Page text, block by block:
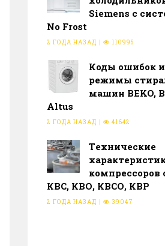
Siemens с
No Frost
2 ГОДА НАЗАД | 110995
Коды ошибок
режимы
машин BEKO,
Altus
2 ГОДА НАЗАД | 41642
Тeхнические
компрессоров
КВС, КВО, КВСО, КВР
2 ГОДА НАЗАД | 39047